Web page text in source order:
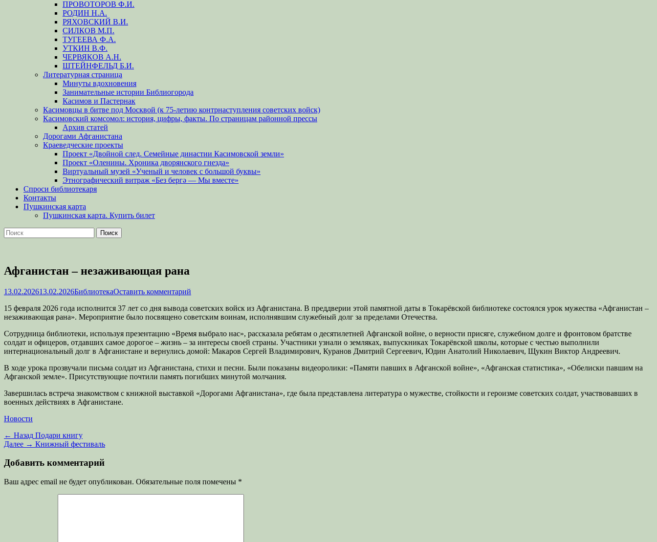
ПРОВОТОРОВ Ф.И.
РОДИН Н.А.
РЯХОВСКИЙ В.И.
СИЛКОВ М.П.
ТУГЕЕВА Ф.А.
УТКИН В.Ф.
ЧЕРВЯКОВ А.Н.
ШТЕЙНФЕЛЬД Б.И.
Литературная страница
Минуты вдохновения
Занимательные истории Библиогорода
Касимов и Пастернак
Касимовцы в битве под Москвой (к 75-летию контрнаступления советских войск)
Касимовский комсомол: история, цифры, факты. По страницам районной прессы
Архив статей
Дорогами Афганистана
Краеведческие проекты
Проект «Двойной след. Семейные династии Касимовской земли»
Проект «Оленины. Хроника дворянского гнезда»
Виртуальный музей «Ученый и человек с большой буквы»
Этнографический витраж «Без бергə — Мы вместе»
Спроси библиотекаря
Контакты
Пушкинская карта
Пушкинская карта. Купить билет
Поиск
Найти:
Афганистан – незаживающая рана
Опубликовано
13.02.202613.02.2026Автор
БиблиотекаОставить комментарий
15 февраля 2026 года исполнится 37 лет со дня вывода советских войск из Афганистана. В преддверии этой памятной даты в Токарёвской библиотеке состоялся урок мужества «Афганистан –
незаживающая рана». Мероприятие было посвящено советским воинам, исполнявшим служебный долг за пределами Отечества.
Сотрудница библиотеки, используя презентацию «Время выбрало нас», рассказала ребятам о десятилетней Афганской войне, о верности присяге, служебном долге и фронтовом братстве
солдат и офицеров, отдавших самое дорогое – жизнь – за интересы своей страны. Участники узнали о земляках, выпускниках Токарёвской школы, которые с честью выполнили
интернациональный долг в Афганистане и вернулись домой: Макаров Сергей Владимирович, Куранов Дмитрий Сергеевич, Юдин Анатолий Николаевич, Щукин Виктор Андреевич.
В ходе урока прозвучали письма солдат из Афганистана, стихи и песни. Были показаны видеоролики: «Памяти павших в Афганской войне», «Афганская статистика», «Обелиски павшим на
Афганской земле». Присутствующие почтили память погибших минутой молчания.
Завершилась встреча знакомством с книжной выставкой «Дорогами Афганистана», где была представлена литература о мужестве, стойкости и героизме советских солдат, участвовавших в
военных действиях в Афганистане.
Категории
Новости
Навигация
по
записям
← Назад Предыдущая
запись:
Подари книгу
Далее → Следующая
Книжный фестиваль
Добавить комментарий
Ваш адрес email не будет опубликован. Обязательные поля помечены *